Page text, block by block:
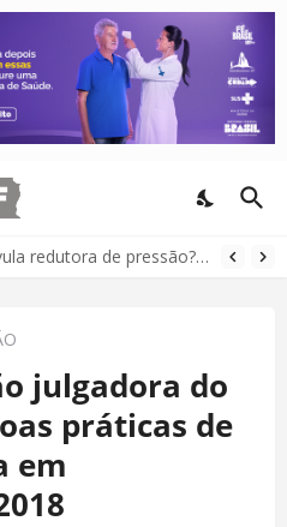
Seu condomínio possui válvula redutora de pressão? Saiba como cuidar deste equipamento
julgadora do
práticas de
em